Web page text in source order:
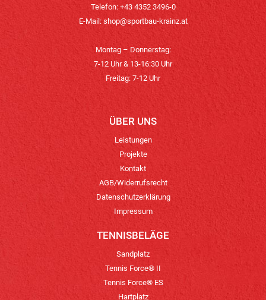
Telefon: +43 4352 3496-0
E-Mail:shop@sportbau-krainz.at
Montag – Donnerstag:
7-12 Uhr & 13-16:30 Uhr
Freitag: 7-12 Uhr
ÜBER UNS
Leistungen
Projekte
Kontakt
AGB/Widerrufsrecht
Datenschutzerklärung
Impressum
TENNISBELÄGE
Sandplatz
Tennis Force® II
Tennis Force® ES
Hartplatz